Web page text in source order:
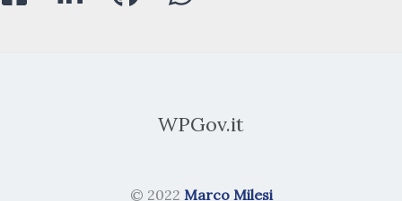
WPGov.it
© 2022 Marco Milesi